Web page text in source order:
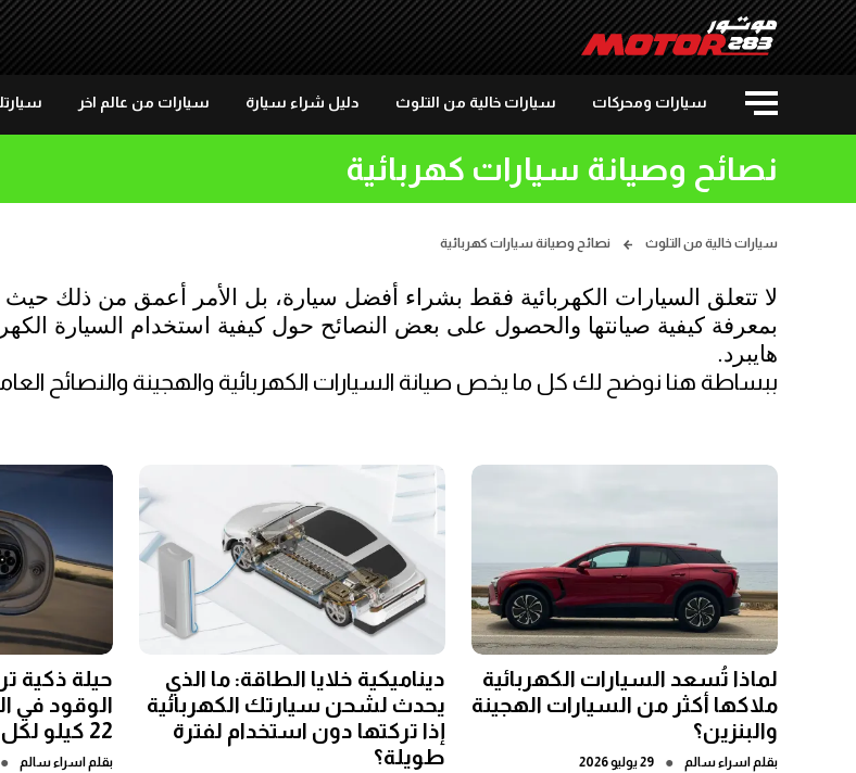
سيارات ومحركات سيارات خالية من التلوث دليل شراء سيارة سيارات من عالم اخر
نصائح وصيانة سيارات كهربائية
سيارات خالية من التلوث نصائح وصيانة سيارات كهربائية
هايبرد.
ببساطة هنا نوضح لك كل ما يخص صيانة السيارات الكهربائية والهجينة والنصائح
لماذا تُسعد السيارات الكهربائية
ملاكها أكثر من السيارات الهجينة
والبنزين؟
بقلم اسراء سالم ● 29 يوليو 2026
ديناميكية خلايا الطاقة: ما الذي
يحدث لشحن سيارتك الكهربائية
إذا تركتها دون استخدام لفترة
طويلة؟
حيلة ذكية
الوقود في
22 كيلو لكل لتر
بقلم اسراء سالم ●